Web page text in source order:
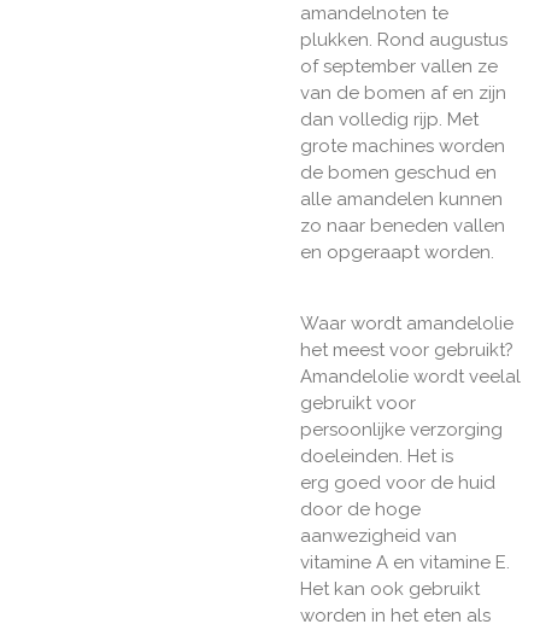
amandelnoten te
plukken. Rond augustus
of september vallen ze
van de bomen af en zijn
dan volledig rijp. Met
grote machines worden
de bomen geschud en
alle amandelen kunnen
zo naar beneden vallen
en opgeraapt worden.
Waar wordt amandelolie
het meest voor gebruikt?
Amandelolie wordt veelal
gebruikt voor
persoonlijke verzorging
doeleinden. Het is
erg goed voor de huid
door de hoge
aanwezigheid van
vitamine A en vitamine E.
Het kan ook gebruikt
worden in het eten als